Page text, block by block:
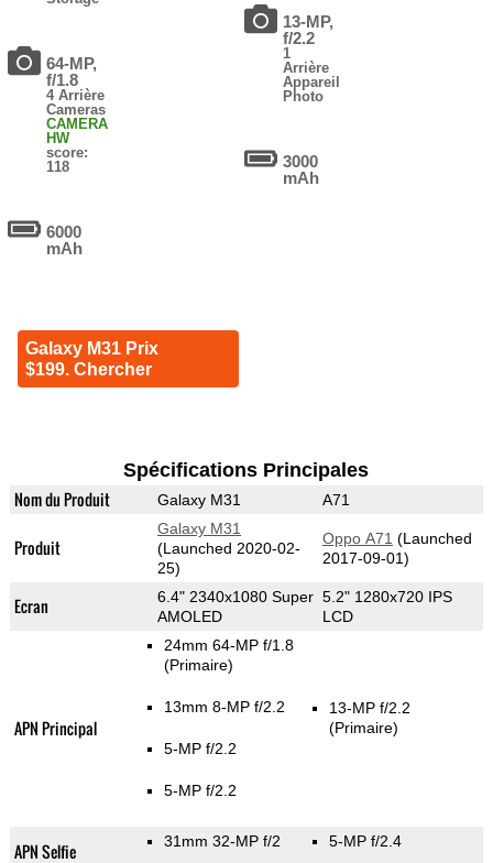
64-MP,
f/1.8
4 Arrière
Cameras
CAMERA
HW
score:
118
6000
mAh
Galaxy M31 Prix
$199. Chercher
13-MP,
f/2.2
1
Arrière
Appareil
Photo
3000
mAh
Spécifications Principales
Nom du Produit Galaxy M31 A71
Produit
Galaxy M31
(Launched 2020-02-
25)
Oppo A71 (Launched
2017-09-01)
Ecran
6.4" 2340x1080 Super
AMOLED
5.2" 1280x720 IPS
LCD
APN Principal
24mm 64-MP f/1.8
(Primaire)
13mm 8-MP f/2.2
5-MP f/2.2
5-MP f/2.2
13-MP f/2.2
(Primaire)
APN Selfie 31mm 32-MP f/2 5-MP f/2.4